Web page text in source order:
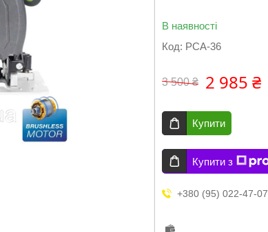
В наявності
Код: PCA-36
3 500 ₴ 2 985 ₴
Купити
Купити з
+380 (95) 022-47-07